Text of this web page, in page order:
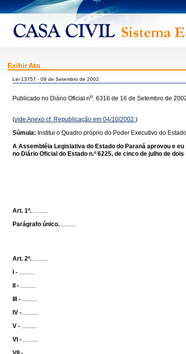
Exibir Ato
Lei 13757 - 09 de Setembro de 2002
Publicado no Diário Oficial no. 6316 de 16 de Setembro de
(vide Anexo cf. Republicação em 04/10/2002 )
Súmula: Institui o Quadro próprio do Poder Executivo do
A Assembléia Legislativa do Estado do Paraná aprovou e
no Diário Oficial do Estado n.º 6225, de cinco de julho de dois
Art. 1º. ..........
Parágrafo único. ..........
Art. 2º. ..........
I - ..........
II - ..........
III - ..........
IV - ..........
V - ..........
VI - ..........